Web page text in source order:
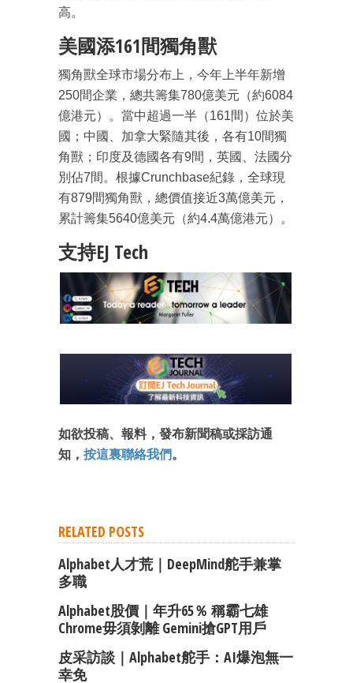
高。
美國添161間獨角獸
獨角獸全球市場分布上，今年上半年新增
250間企業，總共籌集780億美元（約6084
億港元）。當中超過一半（161間）位於美
國；中國、加拿大緊隨其後，各有10間獨
角獸；印度及德國各有9間，英國、法國分
別佔7間。根據Crunchbase紀錄，全球現
有879間獨角獸，總價值接近3萬億美元，
累計籌集5640億美元（約4.4萬億港元）。
支持EJ Tech
如欲投稿、報料，發布新聞稿或採訪通
知， 按這裏聯絡我們。
RELATED POSTS
Alphabet人才荒｜DeepMind舵手兼掌
多職
Alphabet股價｜年升65％ 稱霸七雄
Chrome毋須剝離 Gemini搶GPT用戶
皮采訪談｜Alphabet舵手：AI爆泡無一
幸免